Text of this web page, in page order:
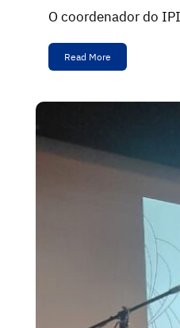
O coordenador do
Read More